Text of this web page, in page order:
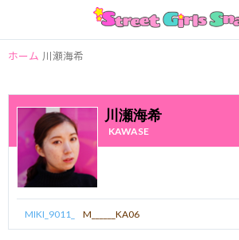
ホーム 川瀬海希
川瀬海希
KAWASE
MIKI_9011_ M______KA06